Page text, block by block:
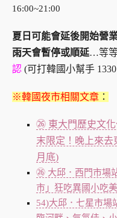
16:00~21:00
夏日可能會延後開始營
雨天會暫停或順延…等等
認 (可打韓國小幫手
※韓國夜市相關文章 ：
㉖ 東大門歷史文
末限定！晚上來去
月底)
㉖ 大邱．西門市場
市」狂吃異國小吃
54)大邱．七星市場